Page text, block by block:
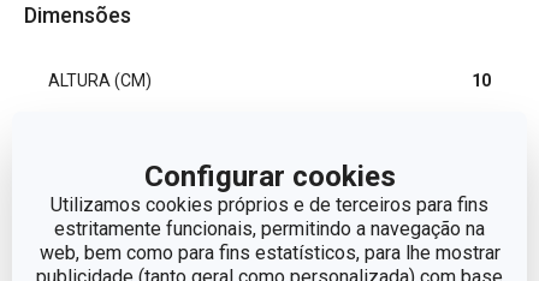
Configurar cookies
Utilizamos cookies próprios e de terceiros para fins
estritamente funcionais, permitindo a navegação na
web, bem como para fins estatísticos, para lhe mostrar
publicidade (tanto geral como personalizada) com base
Dimensões
ALTURA (CM) 10
COMPRIMENTO (CM) 15